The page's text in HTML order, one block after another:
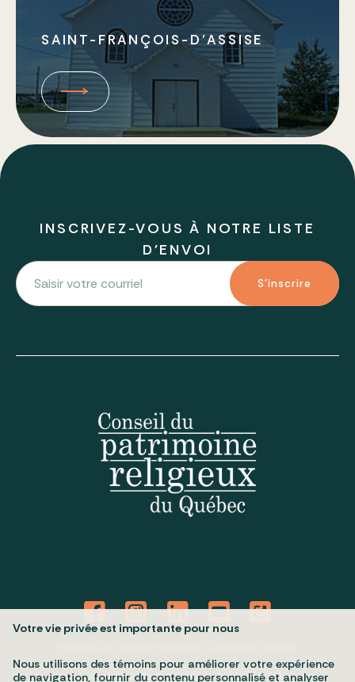
SAINT-FRANÇOIS-D’ASSISE
INSCRIVEZ-VOUS À NOTRE LISTE
D'ENVOI
S'inscrire
Tous droits réservés 2026 © Conseil du patrimoine religieux du
Votre vie privée est importante pour nous
Nous utilisons des témoins pour améliorer votre expérience
de navigation, fournir du contenu personnalisé et analyser